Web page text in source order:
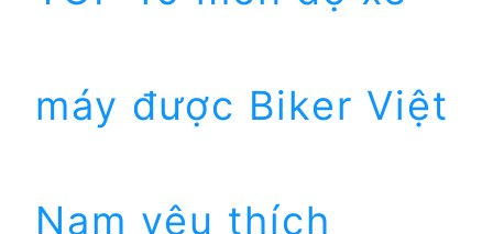
máy được Biker Việt
Nam yêu thích